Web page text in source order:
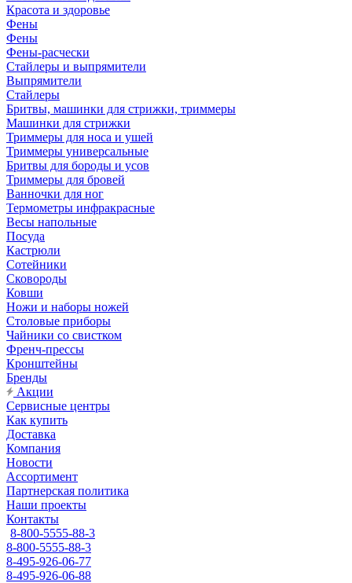
Красота и здоровье
Фены
Фены
Фены-расчески
Стайлеры и выпрямители
Выпрямители
Стайлеры
Бритвы, машинки для стрижки, триммеры
Машинки для стрижки
Триммеры для носа и ушей
Триммеры универсальные
Бритвы для бороды и усов
Триммеры для бровей
Ванночки для ног
Термометры инфракрасные
Весы напольные
Посуда
Кастрюли
Сотейники
Сковороды
Ковши
Ножи и наборы ножей
Столовые приборы
Чайники со свистком
Френч-прессы
Кронштейны
Бренды
Акции
Сервисные центры
Как купить
Доставка
Компания
Новости
Ассортимент
Партнерская политика
Наши проекты
Контакты
8-800-5555-88-3
8-800-5555-88-3
8-495-926-06-77
8-495-926-06-88